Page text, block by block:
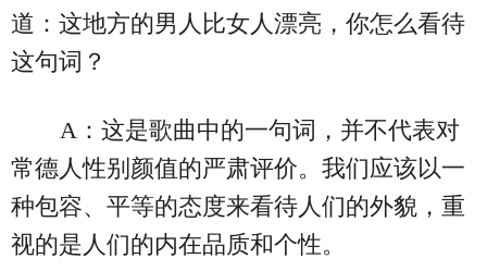
道：这地方的男人比女人漂亮，你怎么看待
这句词？
A：这是歌曲中的一句词，并不代表对
常德人性别颜值的严肃评价。我们应该以一
种包容、平等的态度来看待人们的外貌，重
视的是人们的内在品质和个性。